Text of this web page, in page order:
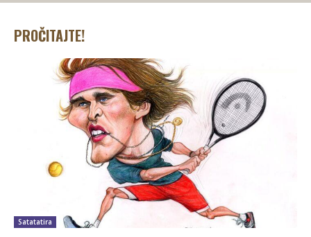
PROČITAJTE!
Satatatira